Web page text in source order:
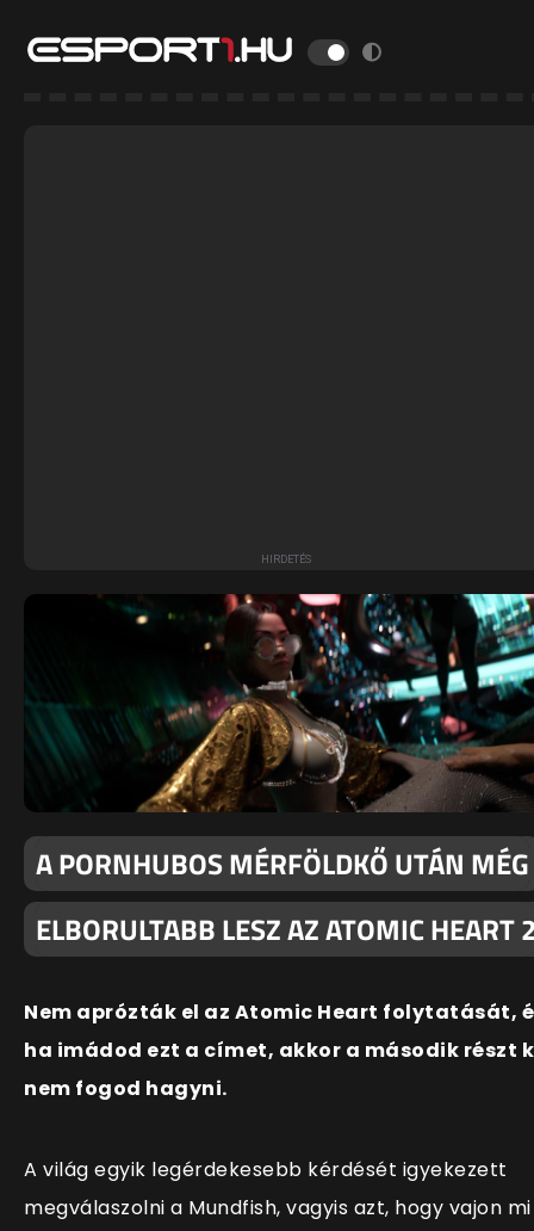
A PORNHUBOS MÉRFÖLDKŐ UTÁN MÉG
ELBORULTABB LESZ AZ ATOMIC HEART
Nem aprózták el az Atomic Heart folytatását,
ha imádod ezt a címet, akkor a második részt
nem fogod hagyni.
A világ egyik legérdekesebb kérdését igyekezett
megválaszolni a Mundfish, vagyis azt, hogy vajon mi